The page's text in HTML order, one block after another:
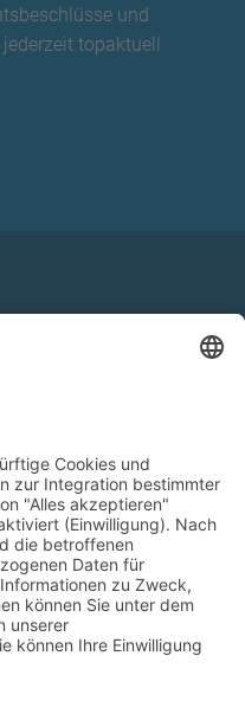
und
topaktuell